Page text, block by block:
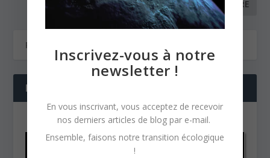
NOS DERNIÈRES VIDÉOS
Inscrivez-vous à notre
newsletter !
En vous inscrivant, vous acceptez de recevoir
nos derniers articles de blog par e-mail.
Ensemble, faisons notre transition écologique
!